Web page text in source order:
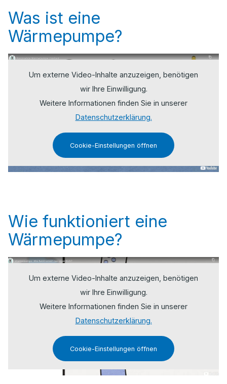
Was ist eine
Wärmepumpe?
Um externe Video-Inhalte anzuzeigen, benötigen
wir Ihre Einwilligung.
Weitere Informationen finden Sie in unserer
Datenschutzerklärung.
Cookie-Einstellungen öffnen
Wie funktioniert eine
Wärmepumpe?
Um externe Video-Inhalte anzuzeigen, benötigen
wir Ihre Einwilligung.
Weitere Informationen finden Sie in unserer
Datenschutzerklärung.
Cookie-Einstellungen öffnen